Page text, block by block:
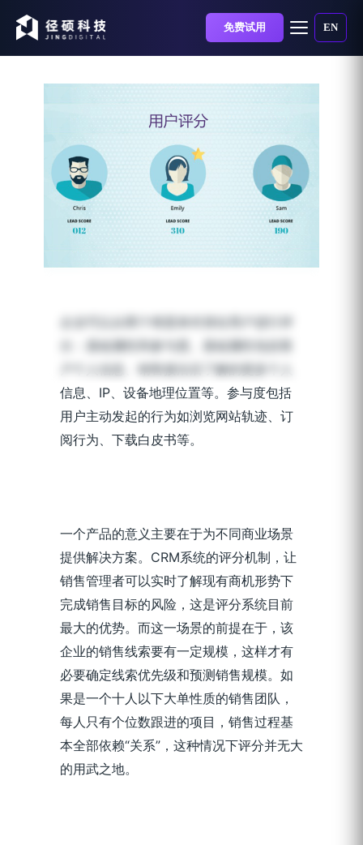
免费试用 EN
用户进行评分的意义是什
么？
发布时间：2019-05-31 | 阅读时长：3 分钟
分：基础属性和参与度。基础属性包括客
户个人信息、销售接洽后了解的更多个人
信息、IP、设备地理位置等。参与度包括
用户主动发起的行为如浏览网站轨迹、订
阅行为、下载白皮书等。
一个产品的意义主要在于为不同商业场景
提供解决方案。CRM系统的评分机制，让
销售管理者可以实时了解现有商机形势下
完成销售目标的风险，这是评分系统目前
最大的优势。而这一场景的前提在于，该
企业的销售线索要有一定规模，这样才有
必要确定线索优先级和预测销售规模。如
果是一个十人以下大单性质的销售团队，
每人只有个位数跟进的项目，销售过程基
本全部依赖“关系”，这种情况下评分并无大
的用武之地。